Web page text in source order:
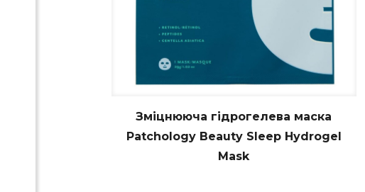
Зміцнююча гідрогелева маска
Patchology Beauty Sleep Hydrogel
Mask